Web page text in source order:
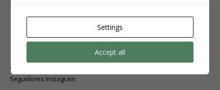
CLIQUE AQUI
Seguidores Instagram
Settings
Accept all